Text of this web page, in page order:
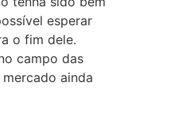
esperar
o fim dele.
campo das
ainda